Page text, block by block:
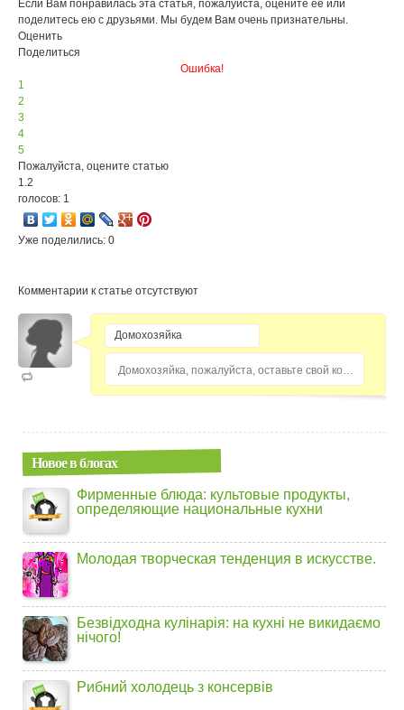
похудеть
Если Вам понравилась эта статья, пожалуйста, оцените её или
поделитесь ею с друзьями. Мы будем Вам очень признательны.
Оценить
Поделиться
Ошибка!
1
2
3
4
5
Пожалуйста, оцените статью
1.2
голосов: 1
Уже поделились: 0
Комментарии к статье отсутствуют
Новое в блогах
Фирменные блюда: культовые продукты,
определяющие национальные кухни
Молодая творческая тенденция в искусстве.
Безвідходна кулінарія: на кухні не викидаємо
нічого!
Рибний холодець з консервів